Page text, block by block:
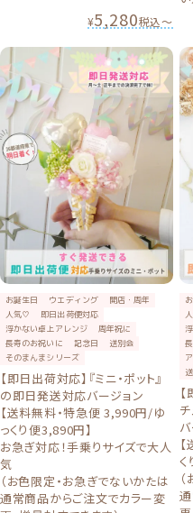
¥5,280税込〜
お誕生日 ウエディング
開店・周年
人気♡
即日出荷便対応
浮かない卓上アレンジ
周年祝に
長寿のお祝いに
記念日
送別会
そのまんまシリーズ
【即日出荷対応】『ミニ・ポット』
の即日発送対応バージョン
【送料無料・特急便 3,990円/ゆ
っくり便3,890円】
お急ぎ対応！手乗りサイズで大人
気
（お色限定・お急ぎでないかたは
通常商品からご注文でカラー変
く